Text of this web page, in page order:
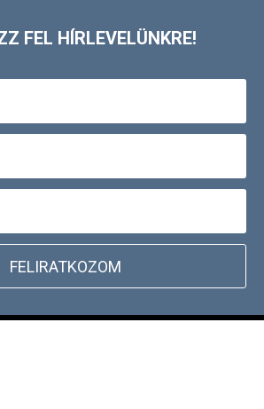
FEL HÍRLEVELÜNKRE!
FELIRATKOZOM